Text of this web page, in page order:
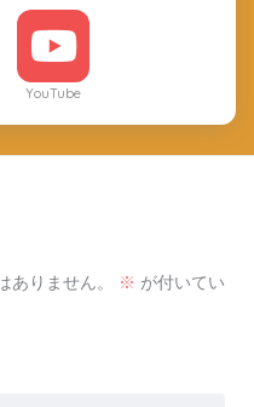
YouTube
ありません。 ※ が付いてい